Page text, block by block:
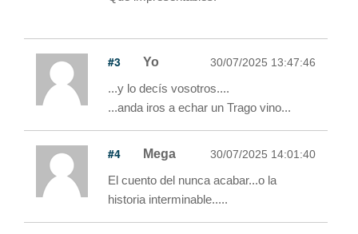
#3 Yo 30/07/2025 13:47:46
...y lo decís vosotros....
...anda iros a echar un Trago vino...
#4 Mega 30/07/2025 14:01:40
El cuento del nunca acabar...o la
historia interminable.....